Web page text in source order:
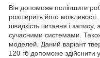
Він допоможе поліпшити
розширить його
швидкість читання і запису,
сучасними системами.
моделей. Даний варіант
120 гб допоможе здійснити